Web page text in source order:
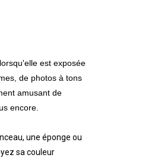
est exposée
de photos à tons
amusant de
encore.
une éponge ou
sa couleur